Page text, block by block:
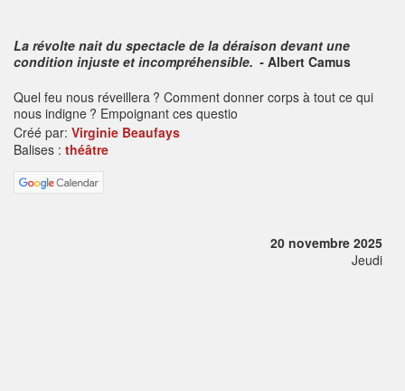
La révolte nait du spectacle de la déraison devant une
condition injuste et incompréhensible. - Albert Camus
Quel feu nous réveillera ? Comment donner corps à tout ce qui
nous indigne ? Empoignant ces questio
Créé par: Virginie Beaufays
Balises : théâtre
20 novembre 2025
Jeudi